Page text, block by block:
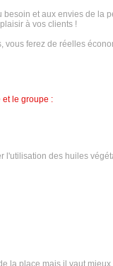
et aux envies de la
à vos clients !
vous ferez de réelles
et le groupe :
l'utilisation des huiles
la place mais il vaut mieux